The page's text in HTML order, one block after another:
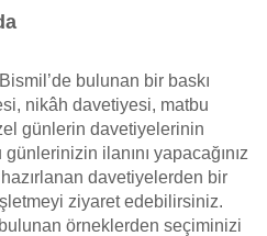
bulunan bir baskı
nikâh davetiyesi, matbu
günlerin davetiyelerinin
günlerinizin ilanını yapacağınız
davetiyelerden bir
ziyaret edebilirsiniz.
örneklerden seçiminizi